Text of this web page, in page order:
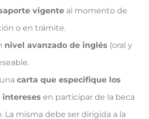
vigente al momento de
o en trámite.
nivel avanzado de inglés (oral y
carta que especifique los
intereses en participar de la beca
La misma debe ser dirigida a la